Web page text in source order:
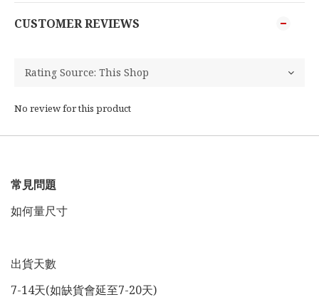
CUSTOMER REVIEWS
No review for this product
常見問題
如何量尺寸
出貨天數
7-14天(如缺貨會延至7-20天)